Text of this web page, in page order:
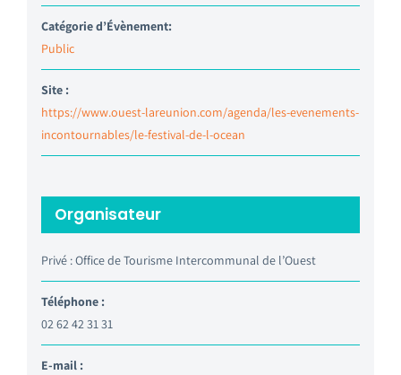
Catégorie d’Évènement:
Public
Site :
https://www.ouest-lareunion.com/agenda/les-evenements-
incontournables/le-festival-de-l-ocean
Organisateur
Privé : Office de Tourisme Intercommunal de l’Ouest
Téléphone :
02 62 42 31 31
E-mail :